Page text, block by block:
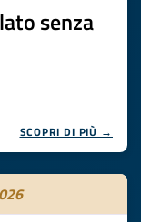
senza
SCOPRI DI PIÙ →